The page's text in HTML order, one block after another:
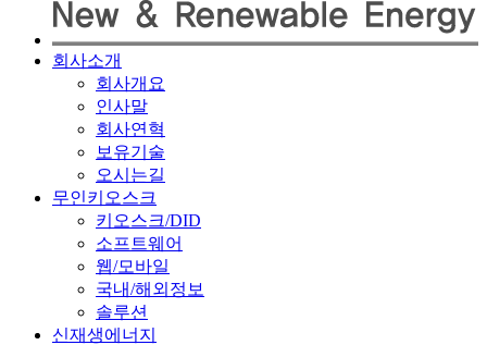
회사소개
회사개요
인사말
회사연혁
보유기술
오시는길
무인키오스크
키오스크/DID
소프트웨어
웹/모바일
국내/해외정보
솔루션
신재생에너지